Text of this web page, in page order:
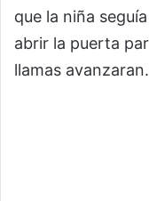
que la niña
abrir la puerta
llamas avanzaran.